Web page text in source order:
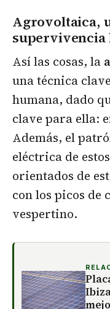
Agrovoltaica,
supervivencia
Así las cosas, la
una técnica
humana, dado
clave para ella:
Además, el
eléctrica de estos
orientados de
con los picos de
vespertino.